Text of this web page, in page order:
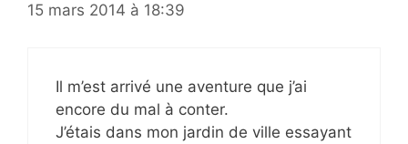
15 mars 2014 à 18:39
Il m’est arrivé une aventure que j’ai
encore du mal à conter.
J’étais dans mon jardin de ville essayant